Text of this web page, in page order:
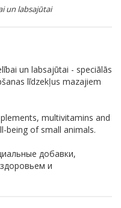
un labsajūtai
un labsajūtai - speciālās
līdzekļus mazajiem
multivitamins and
being of small animals.
добавки,
и